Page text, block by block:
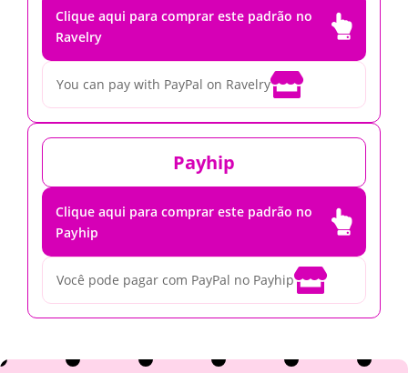
Clique aqui para comprar este padrão no
Ravelry

You can pay with PayPal on Ravelry
Payhip
Clique aqui para comprar este padrão no
Payhip

Você pode pagar com PayPal no Payhip